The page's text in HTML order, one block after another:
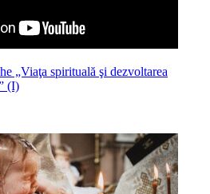
„Viaţa spirituală şi dezvoltarea
(I)